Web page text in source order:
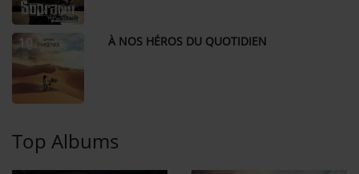
10 À NOS HÉROS DU QUOTIDIEN
Top Albums